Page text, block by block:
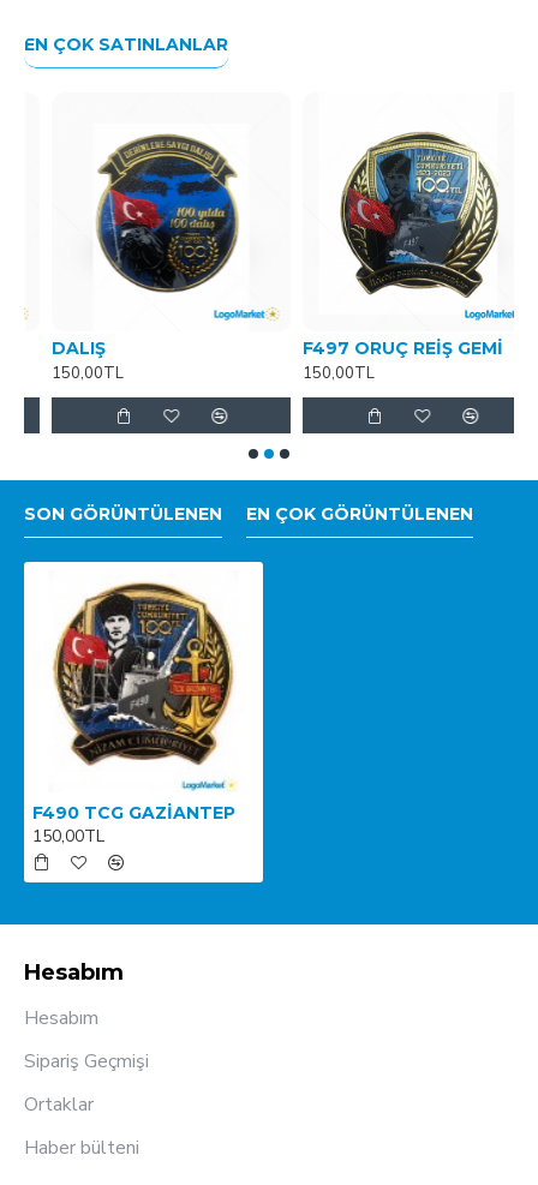
EN ÇOK SATINLANLAR
DALIŞ
150,00TL
F497 ORUÇ REİŞ GEMİ
150,00TL
SON GÖRÜNTÜLENEN EN ÇOK GÖRÜNTÜLENEN
F490 TCG GAZİANTEP
150,00TL
Hesabım
Hesabım
Sipariş Geçmişi
Ortaklar
Haber bülteni